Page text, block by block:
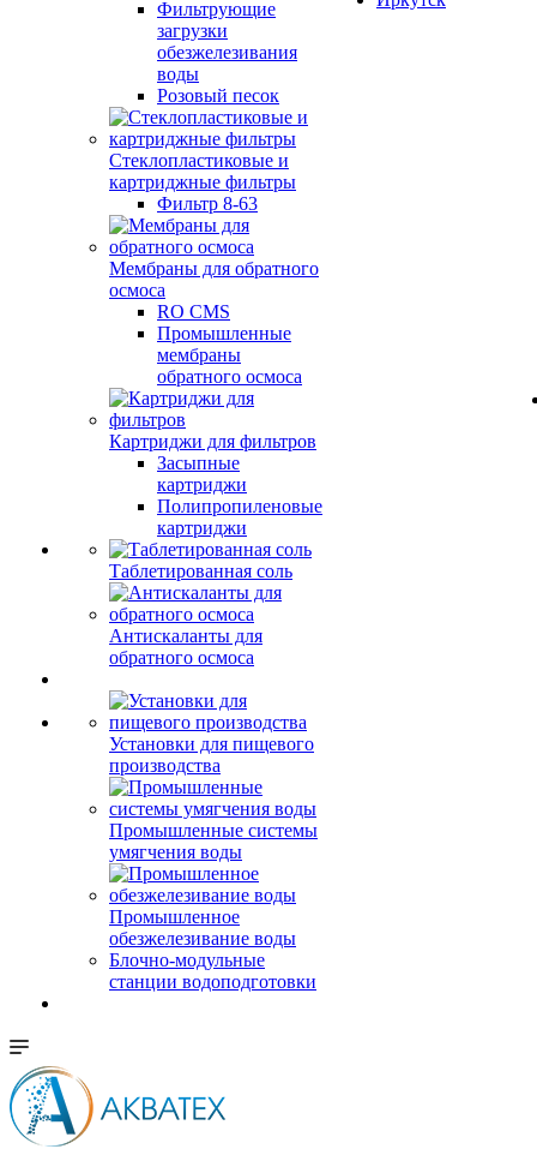
Фильтрующие
загрузки
обезжелезивания
воды
Розовый песок
Стеклопластиковые и
картриджные фильтры
Фильтр 8-63
Мембраны для обратного
осмоса
RO CMS
Промышленные
мембраны
обратного осмоса
Картриджи для фильтров
Засыпные
картриджи
Полипропиленовые
картриджи
Таблетированная соль
Антискаланты для
обратного осмоса
Установки для пищевого
производства
Промышленные системы
умягчения воды
Промышленное
обезжелезивание воды
Блочно-модульные
станции водоподготовки